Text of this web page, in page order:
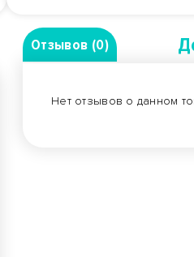
Отзывов (0)
Нет отзывов о данном